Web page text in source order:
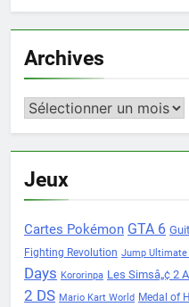
Archives
Archives
Jeux
Cartes Pokémon GTA 6
Fighting Revolution Jump Ultimate
Days Kororinpa Les Simsâ„¢ 2
2 DS Mario Kart World Medal of